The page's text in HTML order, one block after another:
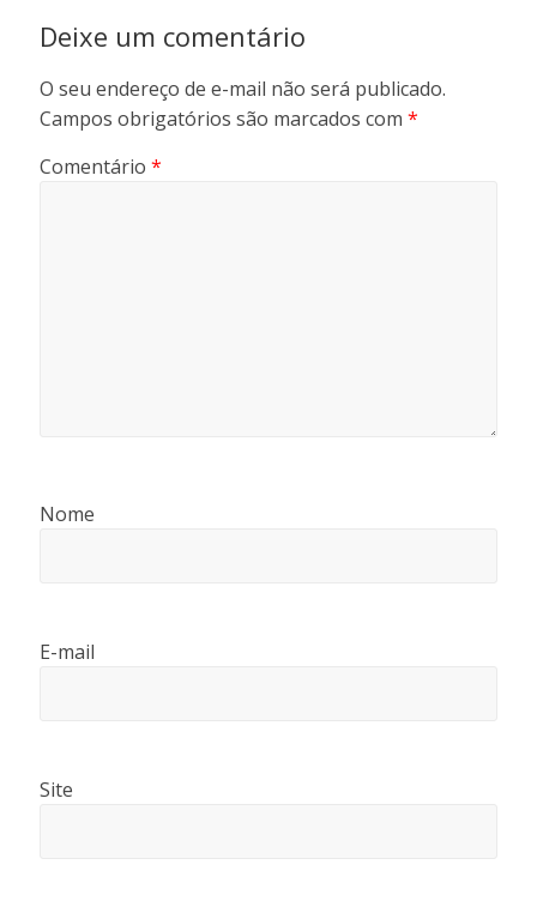
Deixe um comentário
O seu endereço de e-mail não será publicado.
Campos obrigatórios são marcados com*
Comentário*
Nome
E-mail
Site